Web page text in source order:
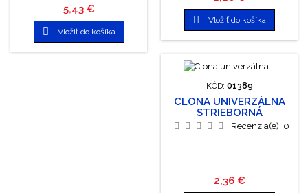
60 x 130 cm. Výrobca:
TWISTED WHISKERS
Cena
5,43 €
 Vložiť do košíka
 Vložiť do košíka
KÓD: 01389
CLONA UNIVERZÁLNA
STRIEBORNÁ
ZIMA/LETO 150X70 CM
Recenzia(e): 0
Cena
2,36 €